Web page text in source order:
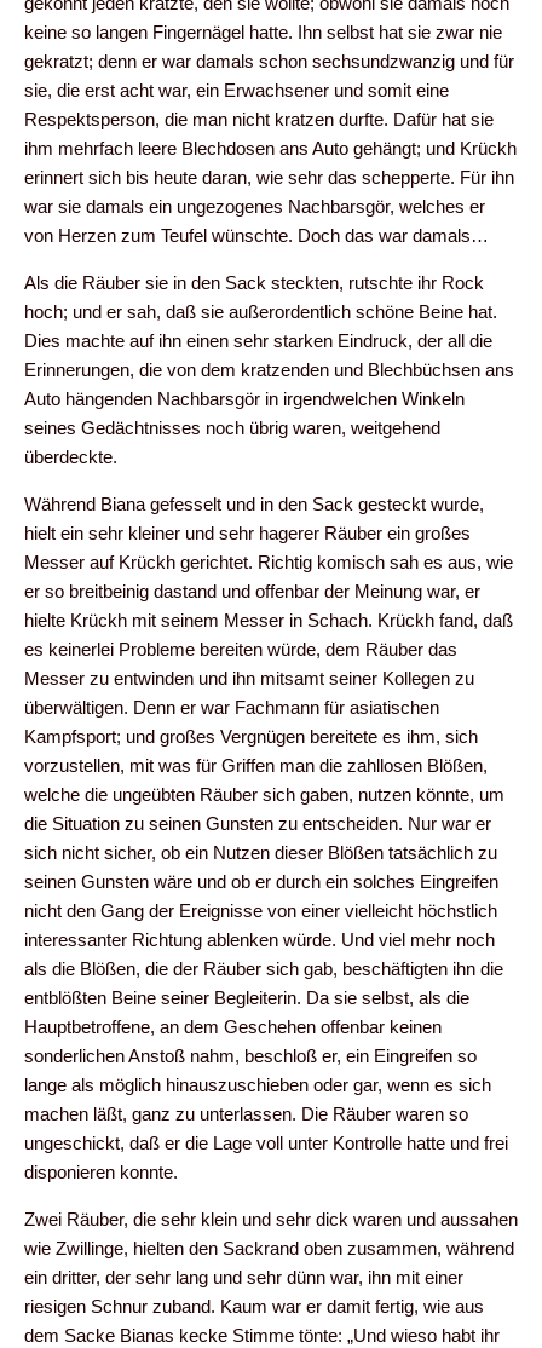
keine so langen Fingernägel hatte. Ihn selbst hat sie zwar nie
gekratzt; denn er war damals schon sechsundzwanzig und für
sie, die erst acht war, ein Erwachsener und somit eine
Respektsperson, die man nicht kratzen durfte. Dafür hat sie
ihm mehrfach leere Blechdosen ans Auto gehängt; und Krückh
erinnert sich bis heute daran, wie sehr das schepperte. Für ihn
war sie damals ein ungezogenes Nachbarsgör, welches er
von Herzen zum Teufel wünschte. Doch das war damals…
Als die Räuber sie in den Sack steckten, rutschte ihr Rock
hoch; und er sah, daß sie außerordentlich schöne Beine hat.
Dies machte auf ihn einen sehr starken Eindruck, der all die
Erinnerungen, die von dem kratzenden und Blechbüchsen ans
Auto hängenden Nachbarsgör in irgendwelchen Winkeln
seines Gedächtnisses noch übrig waren, weitgehend
überdeckte.
Während Biana gefesselt und in den Sack gesteckt wurde,
hielt ein sehr kleiner und sehr hagerer Räuber ein großes
Messer auf Krückh gerichtet. Richtig komisch sah es aus, wie
er so breitbeinig dastand und offenbar der Meinung war, er
hielte Krückh mit seinem Messer in Schach. Krückh fand, daß
es keinerlei Probleme bereiten würde, dem Räuber das
Messer zu entwinden und ihn mitsamt seiner Kollegen zu
überwältigen. Denn er war Fachmann für asiatischen
Kampfsport; und großes Vergnügen bereitete es ihm, sich
vorzustellen, mit was für Griffen man die zahllosen Blößen,
welche die ungeübten Räuber sich gaben, nutzen könnte, um
die Situation zu seinen Gunsten zu entscheiden. Nur war er
sich nicht sicher, ob ein Nutzen dieser Blößen tatsächlich zu
seinen Gunsten wäre und ob er durch ein solches Eingreifen
nicht den Gang der Ereignisse von einer vielleicht höchstlich
interessanter Richtung ablenken würde. Und viel mehr noch
als die Blößen, die der Räuber sich gab, beschäftigten ihn die
entblößten Beine seiner Begleiterin. Da sie selbst, als die
Hauptbetroffene, an dem Geschehen offenbar keinen
sonderlichen Anstoß nahm, beschloß er, ein Eingreifen so
lange als möglich hinauszuschieben oder gar, wenn es sich
machen läßt, ganz zu unterlassen. Die Räuber waren so
ungeschickt, daß er die Lage voll unter Kontrolle hatte und frei
disponieren konnte.
Zwei Räuber, die sehr klein und sehr dick waren und aussahen
wie Zwillinge, hielten den Sackrand oben zusammen, während
ein dritter, der sehr lang und sehr dünn war, ihn mit einer
riesigen Schnur zuband. Kaum war er damit fertig, wie aus
dem Sacke Bianas kecke Stimme tönte: „Und wieso habt ihr